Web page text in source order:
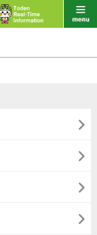



